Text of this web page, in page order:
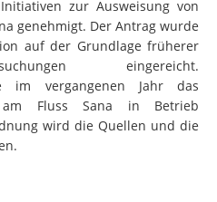
zur Ausweisung von
genehmigt. Der Antrag wurde
auf der Grundlage früherer
eingereicht.
im vergangenen Jahr das
am Fluss Sana in Betrieb
wird die Quellen und die